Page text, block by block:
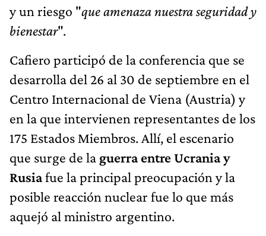
y un riesgo "que amenaza nuestra seguridad y
bienestar".
Cafiero participó de la conferencia que se
desarrolla del 26 al 30 de septiembre en el
Centro Internacional de Viena (Austria) y
en la que intervienen representantes de los
175 Estados Miembros. Allí, el escenario
que surge de la guerra entre Ucrania y
Rusiafue la principal preocupación y la
posible reacción nuclear fue lo que más
aquejó al ministro argentino.